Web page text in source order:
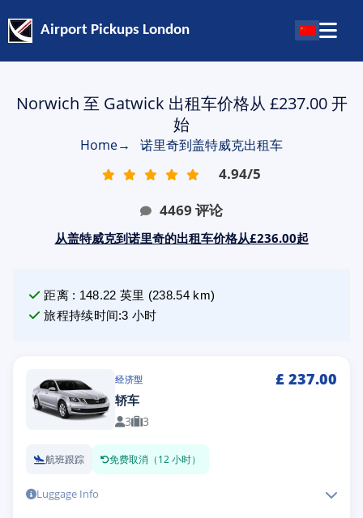
Airport Pickups London
Norwich 至 Gatwick 出租车价格从 £237.00 开
始
Home→ 诺里奇到盖特威克出租车
4.94/5
4469 评论
从盖特威克到诺里奇的出租车价格从£236.00起
距离: 148.22 英里 (238.54km)
旅程持续时间:3 小时
经济型 £ 237.00
轿车
3 3
航班跟踪 免费取消（12 小时）
Luggage Info